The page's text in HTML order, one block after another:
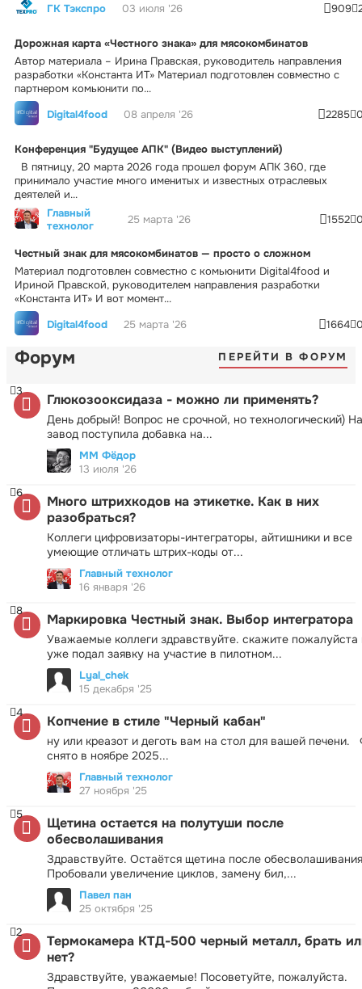
ГК Тэкспро
03 июля '26 909
Дорожная карта «Честного знака» для мясокомбинатов
Автор материала – Ирина Правская, руководитель направления
разработки «Константа ИТ» Материал подготовлен совместно с
партнером комьюнити по...
Digital4food
08 апреля '26 2285
Конференция "Будущее АПК" (Видео выступлений)
В пятницу, 20 марта 2026 года прошел форум АПК 360, где
принимало участие много именитых и известных отраслевых
деятелей и...
Главный
технолог
25 марта '26 1552
Честный знак для мясокомбинатов — просто о сложном
Материал подготовлен совместно с комьюнити Digital4food и
Ириной Правской, руководителем направления разработки
«Константа ИТ» И вот момент...
Digital4food
25 марта '26 1664
Форум ПЕРЕЙТИ В ФОРУМ
Глюкозооксидаза - можно ли применять?
День добрый! Вопрос не срочной, но технологический) На
завод поступила добавка на...
3
ММ Фёдор
13 июля '26
Много штрихкодов на этикетке. Как в них
разобраться?
Коллеги цифровизаторы-интеграторы, айтишники и все
умеющие отличать штрих-коды от...
6
Главный технолог
16 января '26
Маркировка Честный знак. Выбор интегратора
Уважаемые коллеги здравствуйте. скажите пожалуйста
уже подал заявку на участие в пилотном...
8
Lyal_chek
15 декабря '25
Копчение в стиле "Черный кабан"
ну или креазот и деготь вам на стол для вашей печени.
снято в ноябре 2025...
4
Главный технолог
27 ноября '25
Щетина остается на полутуши после
обесволашивания
Здравствуйте. Остаётся щетина после
Пробовали увеличение циклов, замену бил,...
5
Павел пан
25 октября '25
Термокамера КТД-500 черный металл, брать
нет?
Здравствуйте, уважаемые! Посоветуйте, пожалуйста.
2